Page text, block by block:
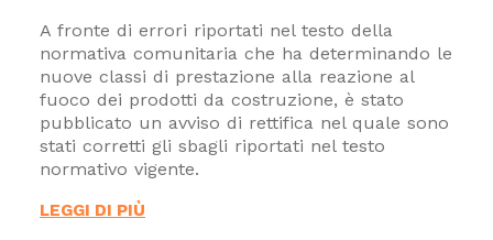
A fronte di errori riportati nel testo della
normativa comunitaria che ha determinando le
nuove classi di prestazione alla reazione al
fuoco dei prodotti da costruzione, è stato
pubblicato un avviso di rettifica nel quale sono
stati corretti gli sbagli riportati nel testo
normativo vigente.
LEGGI DI PIÙ